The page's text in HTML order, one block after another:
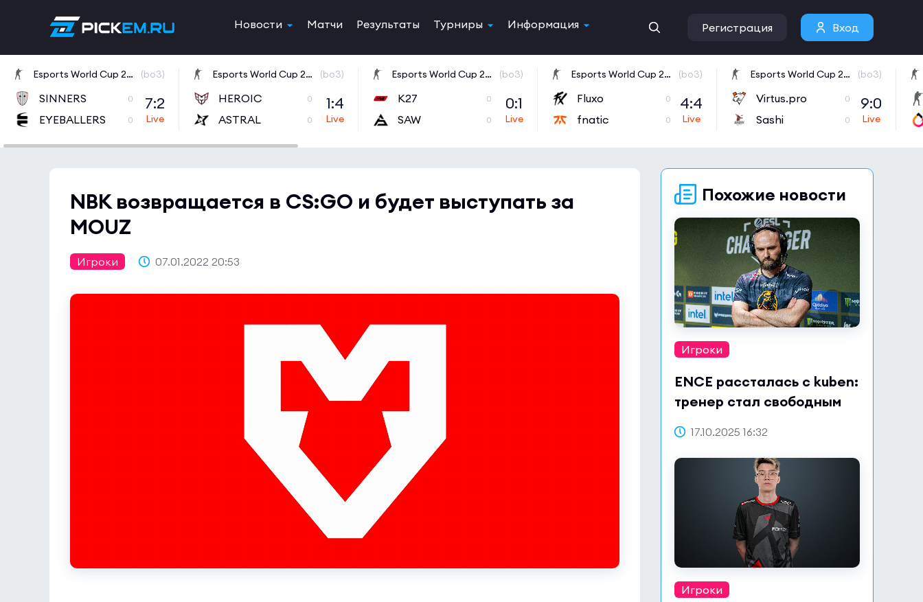
Новости Матчи Результаты Турниры Информация Регистрация Вход
Esports World Cup 2026 Open Qualifier (bo3)
SINNERS 0
EYEBALLERS 0
7:2
Esports World Cup 2026 Open Qualifier (bo3)
HEROIC 0
ASTRAL 0
1:4
Esports World Cup 2026 Open Qualifier (bo3)
K27 0
SAW 0
0:1
Esports World Cup 2026 Open Qualifier (bo3)
Fluxo 0
fnatic 0
4:4
Esports World Cup 2026 Open Qualifier (bo3)
Virtus.pro 0
Sashi 0
9:0
NBK возвращается в CS:GO и будет выступать за
MOUZ
Игроки 07.01.2022 20:53
Похожие новости
Игроки
ENCE рассталась с kuben:
тренер стал свободным
17.10.2025 16:32
Игроки